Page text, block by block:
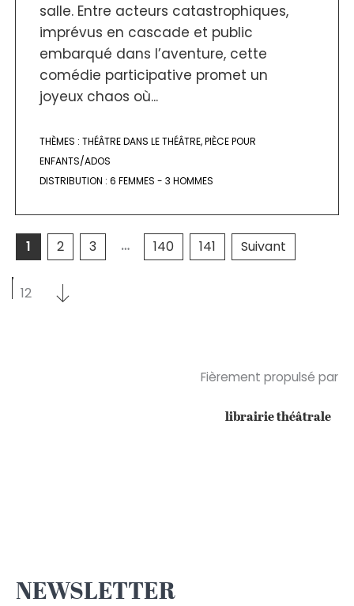
salle. Entre acteurs catastrophiques,
imprévus en cascade et public
embarqué dans l’aventure, cette
comédie participative promet un
joyeux chaos où...
THÈMES : THÉÂTRE DANS LE THÉÂTRE,PIÈCE POUR
ENFANTS/ADOS
DISTRIBUTION : 6 FEMMES - 3 HOMMES
1 2 3 … 140 141 Suivant
Sélectionnez un nombre par page
12
Sélectionnez un nombre par page
Fièrement propulsé par
librairie théâtrale
NEWSLETTER